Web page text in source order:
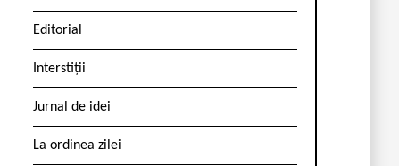
Editorial
Interstiții
Jurnal de idei
La ordinea zilei